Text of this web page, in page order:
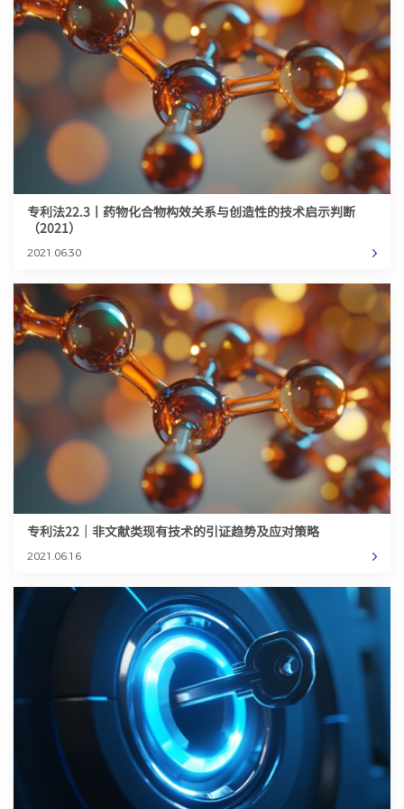
专利法22.3丨药物化合物构效关系与创造性的技术启示判断
（2021）
2021.06.30
专利法22｜非文献类现有技术的引证趋势及应对策略
2021.06.16